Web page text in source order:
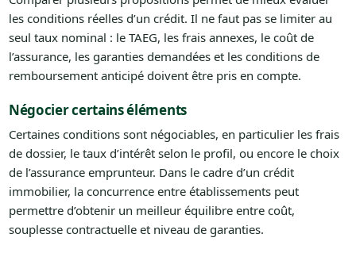
les conditions réelles d’un crédit. Il ne faut pas se limiter au
seul taux nominal : le TAEG, les frais annexes, le coût de
l’assurance, les garanties demandées et les conditions de
remboursement anticipé doivent être pris en compte.
Négocier certains éléments
Certaines conditions sont négociables, en particulier les frais
de dossier, le taux d’intérêt selon le profil, ou encore le choix
de l’assurance emprunteur. Dans le cadre d’un crédit
immobilier, la concurrence entre établissements peut
permettre d’obtenir un meilleur équilibre entre coût,
souplesse contractuelle et niveau de garanties.